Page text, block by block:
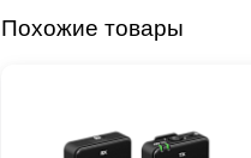
Похожие товары